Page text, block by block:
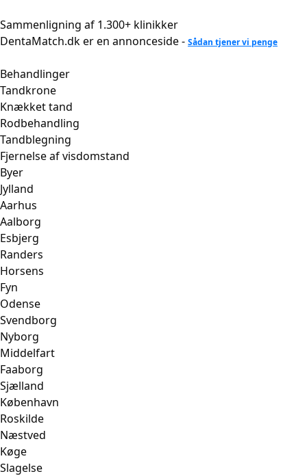
til
indhold
Sammenligning af 1.300+ klinikker
DentaMatch.dk er en annonceside - Sådan tjener vi penge
Behandlinger
Tandkrone
Knækket tand
Rodbehandling
Tandblegning
Fjernelse af visdomstand
Byer
Jylland
Aarhus
Aalborg
Esbjerg
Randers
Horsens
Fyn
Odense
Svendborg
Nyborg
Middelfart
Faaborg
Sjælland
København
Roskilde
Næstved
Køge
Slagelse